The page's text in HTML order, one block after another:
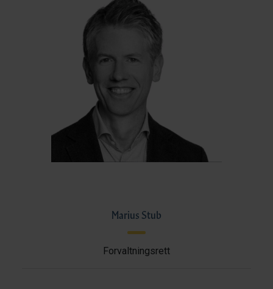
Marius Stub
Forvaltningsrett